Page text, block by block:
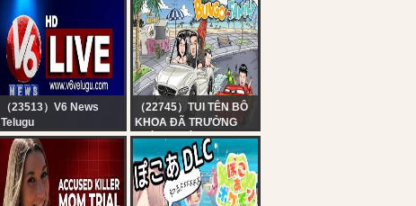
التغطية مستمرة
（23513）V6 News
Telugu
V6 Telugu News LIVE |
Telangana Live TV
Channel | V6 News
（22745）TUI TÊN BÔ
KHOA ĐÃ TRƯỞNG
THÀNH , TỪ TRONG
ĐAU KHỔ